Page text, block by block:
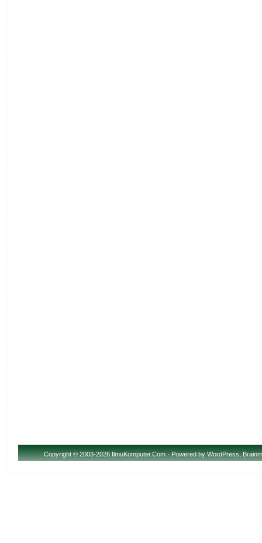
Copyright© 2003-2026 IlmuKomputer.Com · Powered byWordPress,